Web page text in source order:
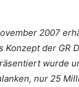
2007
der GR
wurde
nur 25